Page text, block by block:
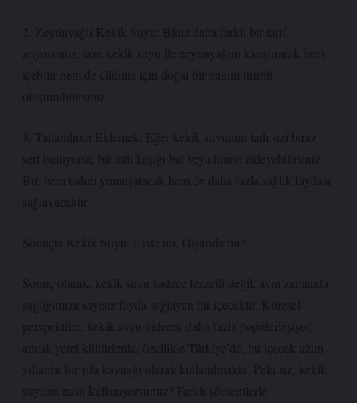
2. Zeytinyağlı Kekik Suyu: Biraz daha farklı bir tarif
arıyorsanız, taze kekik suyu ile zeytinyağını karıştırarak hem
içebilir hem de cildiniz için doğal bir bakım ürünü
oluşturabilirsiniz.
3. Tatlandırıcı Eklemek: Eğer kekik suyunun tadı sizi biraz
sert buluyorsa, bir tatlı kaşığı bal veya limon ekleyebilirsiniz.
Bu, hem tadını yumuşatacak hem de daha fazla sağlık faydası
sağlayacaktır.
Sonuçta Kekik Suyu: Evde mi, Dışarıda mı?
Sonuç olarak, kekik suyu sadece lezzetli değil, aynı zamanda
sağlığımıza sayısız fayda sağlayan bir içecektir. Küresel
perspektifte, kekik suyu giderek daha fazla popülerleşiyor,
ancak yerel kültürlerde, özellikle Türkiye’de, bu içecek uzun
yıllardır bir şifa kaynağı olarak kullanılmakta. Peki siz, kekik
suyunu nasıl kullanıyorsunuz? Farklı yöntemlerle